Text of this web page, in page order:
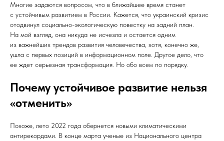
Многие задаются вопросом, что в ближайшее время станет
с устойчивым развитием в России. Кажется, что украинский кризис
отодвинул социально-экологическую повестку на задний план.
На мой взгляд, она никуда не исчезла и остается одним
из важнейших трендов развития человечества, хотя, конечно же,
ушла с первых позиций в информационном поле. Другое дело, что
ее ждет серьезная трансформация. Но обо всем по порядку.
Почему устойчивое развитие нельзя
«отменить»
Похоже, лето 2022 года обернется новыми климатическими
антирекордами. В конце марта ученые из Национального центра